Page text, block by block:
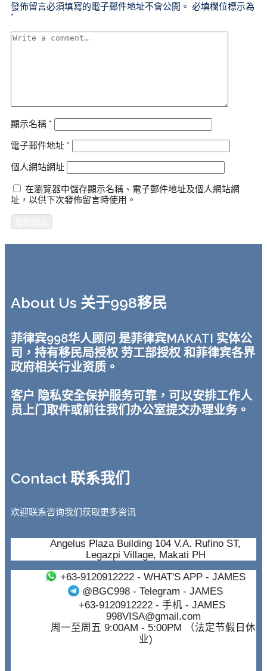
發佈留言必須填寫的電子郵件地址不會公開。 必填欄位標示為
*
顯示名稱 *
電子郵件地址 *
個人網站網址
在瀏覽器中儲存顯示名稱、電子郵件地址及個人網站網
址，以供下次發佈留言時使用。
About Us 关于998移民
菲律宾998华人顾问 是菲律宾MAKATI 实体公
司，持有移民局授权 劳工部授权 和菲律宾各界
政府相关行业资质。
客户 隐私安全保护服务可靠，可以安排工作人
员上门取件或前往我们办公室提交办理业务。
Contact 联系我们
欢迎联系咨询我们获取更多资讯
Angelus Plaza Building 104 V.A. Rufino ST,
Legazpi Village, Makati PH
+63-9120912222- WHAT'S APP - JAMES
@BGC998 - Telegram - JAMES
+63-9120912222- 手机 - JAMES
998VISA@gmail.com
周一至周五 9:00AM - 5:00PM （法定节假日休
业)